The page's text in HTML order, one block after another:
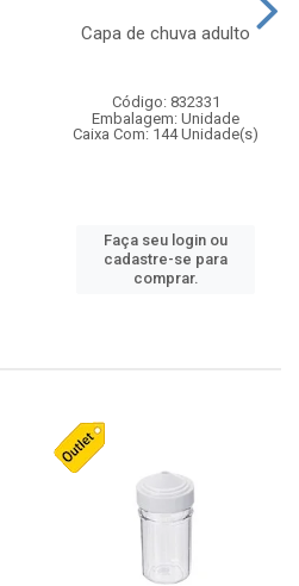
Capa de chuva adulto
Código: 832331
Embalagem: Unidade
Caixa Com: 144 Unidade(s)
Faça seu login ou
cadastre-se para
comprar.